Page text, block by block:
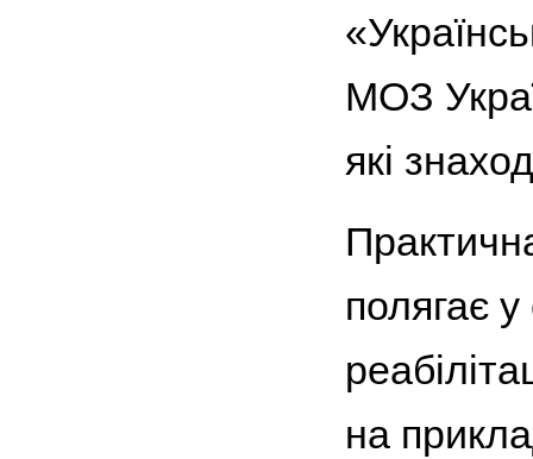
МОЗ
які
полягає
на